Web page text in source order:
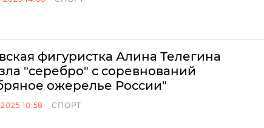
фигуристка Алина Телегина
"серебро" с соревнований
ожерелье России"
10:58 СПОРТ